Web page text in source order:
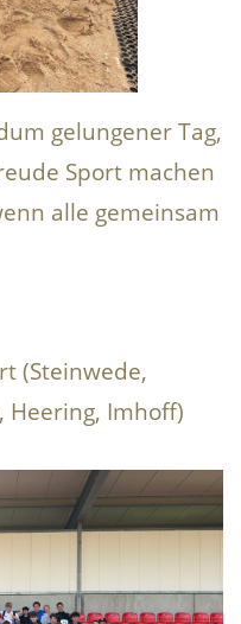
gelungener Tag,
Sport machen
alle gemeinsam
(Steinwede,
Heering, Imhoff)